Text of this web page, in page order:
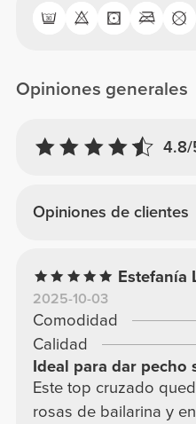
Opiniones generales
4.8/
Opiniones de clientes
Estefanía
2025-10-03
Comodidad
Calidad
Ideal para dar pecho
Este top cruzado
rosas de bailarina y